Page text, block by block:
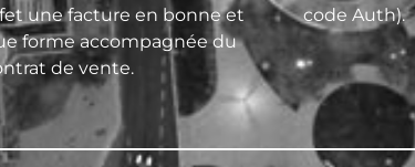
une facture en bonne et
forme accompagnée du
de vente.
code Auth).